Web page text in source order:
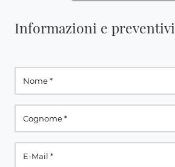
Informazioni e preventivi